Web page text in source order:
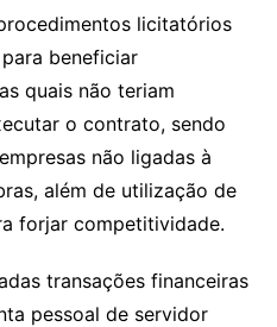
licitatórios
beneficiar
quais não teriam
o contrato, sendo
não ligadas à
além de utilização de
forjar competitividade.
transações financeiras
pessoal de servidor